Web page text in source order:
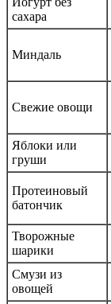
сахара
Миндаль
Свежие овощи
Яблоки или
груши
Протеиновый
батончик
Творожные
шарики
Смузи из
овощей